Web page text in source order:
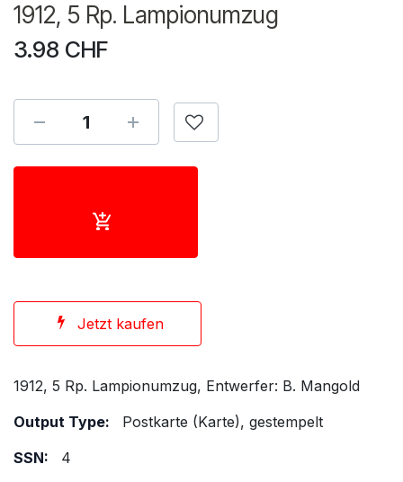
1912, 5 Rp. Lampionumzug
3.98 CHF
Jetzt kaufen
1912, 5 Rp. Lampionumzug, Entwerfer: B. Mangold
Output Type:
Postkarte (Karte), gestempelt
SSN:
4